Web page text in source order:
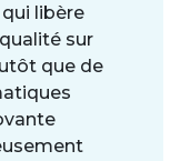
libère
sur
que de